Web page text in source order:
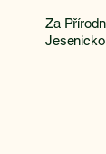
Za
Jesenicko